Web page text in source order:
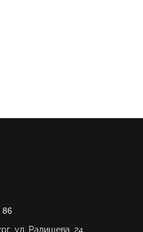
86
ул. Радищева, 24